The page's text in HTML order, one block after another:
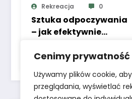
Cenimy
Używamy plików cookie,
przeglądania, wyświetlać
Rekreacja 0
Sztuka odpoczywania
– jak efektywnie
2025-02-07